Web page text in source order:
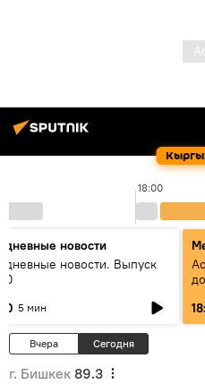
18:00
новости
новости. Выпуск
5 мин
Вчера Сегодня
г. Бишкек 89.3